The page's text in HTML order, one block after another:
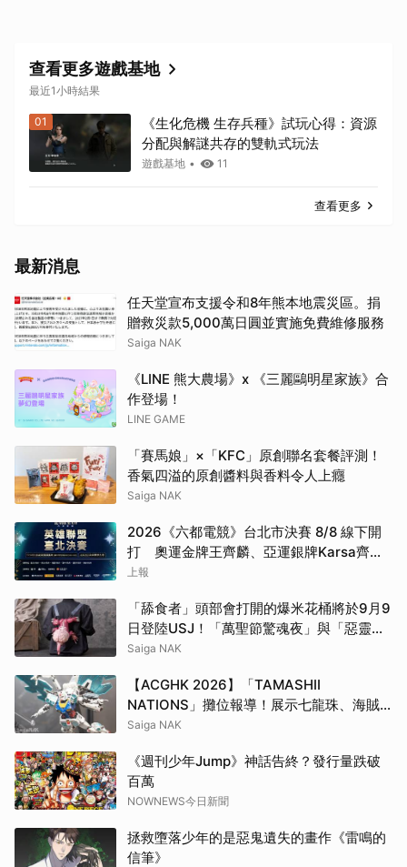
查看更多遊戲基地
最近1小時結果
01
《生化危機 生存兵種》試玩心得：資源
分配與解謎共存的雙軌式玩法
遊戲基地 • 11
查看更多
最新消息
任天堂宣布支援令和8年熊本地震災區。捐
贈救災款5,000萬日圓並實施免費維修服務
Saiga NAK
《LINE 熊大農場》x 《三麗鷗明星家族》合
作登場！
LINE GAME
「賽馬娘」×「KFC」原創聯名套餐評測！
香氣四溢的原創醬料與香料令人上癮
Saiga NAK
2026《六都電競》台北市決賽 8/8 線下開
打 奧運金牌王齊麟、亞運銀牌Karsa齊聚
台北同場競技
上報
「舔食者」頭部會打開的爆米花桶將於9月9
日登陸USJ！「萬聖節驚魂夜」與「惡靈古
堡」系列聯名合作
Saiga NAK
【ACGHK 2026】「TAMASHII
NATIONS」攤位報導！展示七龍珠、海賊
王等珍貴公仔
Saiga NAK
《週刊少年Jump》神話告終？發行量跌破
百萬
NOWNEWS今日新聞
拯救墮落少年的是惡鬼遺失的畫作《雷鳴的
信筆》